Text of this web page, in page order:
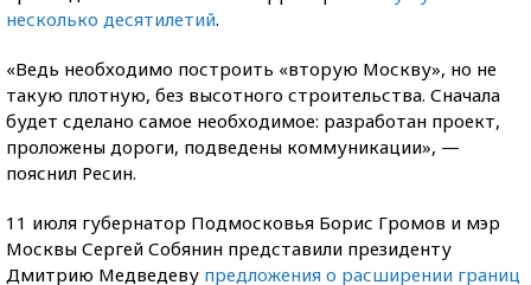
несколько десятилетий.
«Ведь необходимо построить «вторую Москву», но не
такую плотную, без высотного строительства. Сначала
будет сделано самое необходимое: разработан проект,
проложены дороги, подведены коммуникации», —
пояснил Ресин.
11 июля губернатор Подмосковья Борис Громов и мэр
Москвы Сергей Собянин представили президенту
Дмитрию Медведеву предложения о расширении границ